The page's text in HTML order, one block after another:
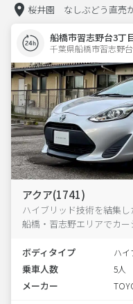
桜井園 なしぶどう直売
船橋市習志野台3丁
千葉県船橋市習志野
アクア(1741)
ハイブリッド技術を結集
船橋・習志野エリアでカー
ボディタイプ ハイ
乗車人数 5人
メーカー